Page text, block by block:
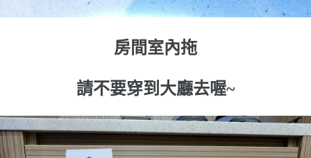
房間室內拖
請不要穿到大廳去喔~